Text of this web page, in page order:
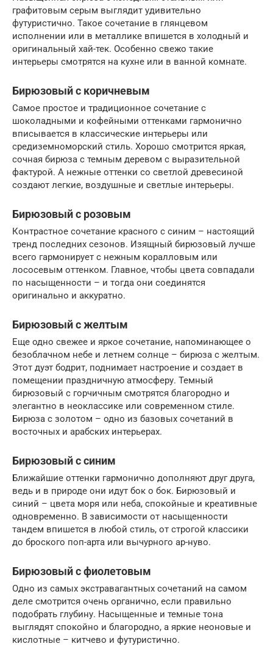
графитовым серым выглядит удивительно
футуристично. Такое сочетание в глянцевом
исполнении или в металлике впишется в холодный и
оригинальный хай-тек. Особенно свежо такие
интерьеры смотрятся на кухне или в ванной комнате.
Бирюзовый с коричневым
Самое простое и традиционное сочетание с
шоколадными и кофейными оттенками гармонично
вписывается в классические интерьеры или
средиземноморский стиль. Хорошо смотрится яркая,
сочная бирюза с темным деревом с выразительной
фактурой. А нежные оттенки со светлой древесиной
создают легкие, воздушные и светлые интерьеры.
Бирюзовый с розовым
Контрастное сочетание красного с синим – настоящий
тренд последних сезонов. Изящный бирюзовый лучше
всего гармонирует с нежным коралловым или
лососевым оттенком. Главное, чтобы цвета совпадали
по насыщенности – и тогда они соединятся
оригинально и аккуратно.
Бирюзовый с желтым
Еще одно свежее и яркое сочетание, напоминающее о
безоблачном небе и летнем солнце – бирюза с желтым.
Этот дуэт бодрит, поднимает настроение и создает в
помещении праздничную атмосферу. Темный
бирюзовый с горчичным смотрятся благородно и
элегантно в неоклассике или современном стиле.
Бирюза с золотом – одно из базовых сочетаний в
восточных и арабских интерьерах.
Бирюзовый с синим
Ближайшие оттенки гармонично дополняют друг друга,
ведь и в природе они идут бок о бок. Бирюзовый и
синий – цвета моря или неба, спокойные и креативные
одновременно. В зависимости от насыщенности
тандем впишется в любой стиль, от строгой классики
до броского поп-арта или вычурного ар-нуво.
Бирюзовый с фиолетовым
Одно из самых экстравагантных сочетаний на самом
деле смотрится очень органично, если правильно
подобрать глубину. Насыщенные и темные тона
выглядят спокойно и благородно, а яркие неоновые и
кислотные – китчево и футуристично.